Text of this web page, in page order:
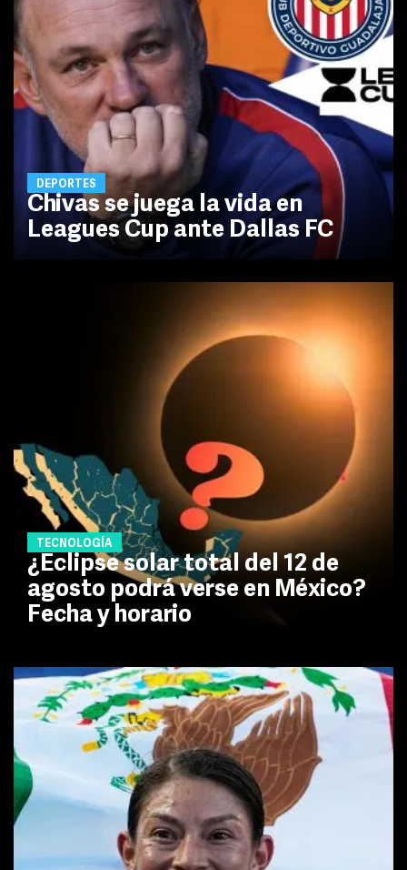
DEPORTES
Chivas se juega la vida en
Leagues Cup ante Dallas FC
TECNOLOGÍA
¿Eclipse solar total del 12 de
agosto podrá verse en México?
Fecha y horario